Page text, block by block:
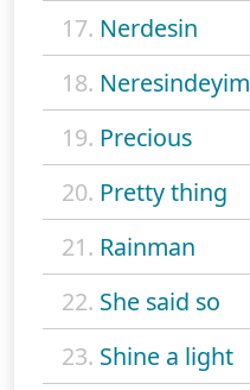
17. Nerdesin
18. Neresindeyim
19. Precious
20. Pretty thing
21. Rainman
22. She said so
23. Shine a light